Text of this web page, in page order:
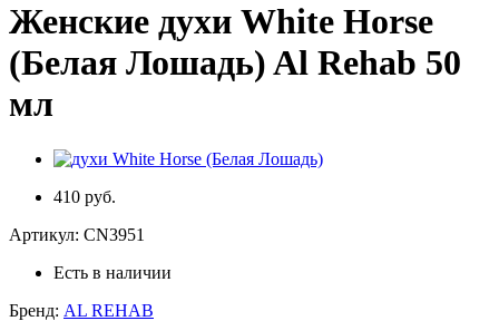
Женские духи White Horse
(Белая Лошадь) Al Rehab 50
мл
410 руб.
Артикул: CN3951
Есть в наличии
Бренд: AL REHAB